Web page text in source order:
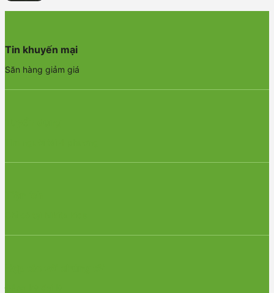
Tin khuyến mại
Săn hàng giảm giá